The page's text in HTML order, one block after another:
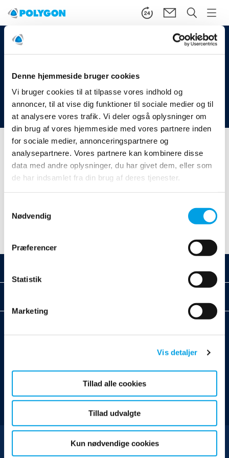
Denne hjemmeside bruger cookies
Vi bruger cookies til at tilpasse vores indhold og
annoncer, til at vise dig funktioner til sociale medier og til
at analysere vores trafik. Vi deler også oplysninger om
din brug af vores hjemmeside med vores partnere inden
for sociale medier, annonceringspartnere og
analysepartnere. Vores partnere kan kombinere disse
data med andre oplysninger, du har givet dem, eller som
de har indsamlet fra din brug af deres tjenester.
Nødvendig
Præferencer
Statistik
Marketing
Vis detaljer
Tillad alle cookies
Tillad udvalgte
Kun nødvendige cookies
Start/Services /Polygon Digital Solutions /
Handelsbetingelser
I kan se vores gældende salgs og leveringsbetingelser
www.polygon.dk
Polygons politik om beskyttelse af privatlivets fred
pdk-